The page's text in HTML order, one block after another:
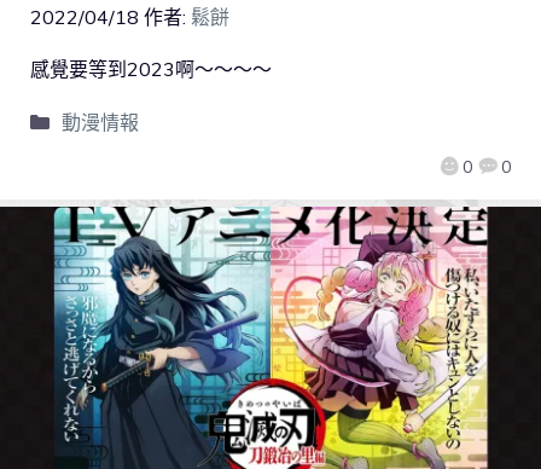
2022/04/18 作者: 鬆餅
0 0
感覺要等到2023啊～～～～
動漫情報